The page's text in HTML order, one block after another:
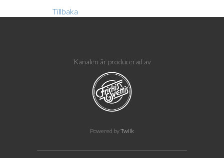
Tillbaka
Kanalen är producerad av
Powered byTwiik